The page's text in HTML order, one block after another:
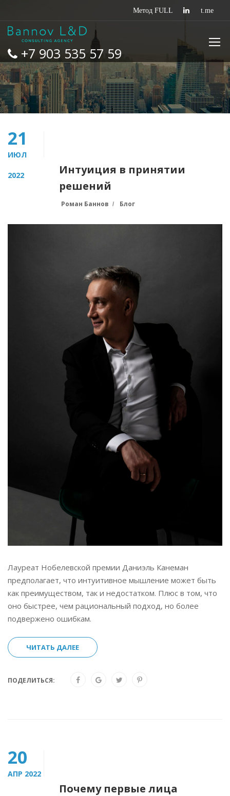
+7 903 535 57 59
21
ИЮЛ
2022
Интуиция в принятии
решений
Роман Баннов Блог
Лауреат Нобелевской премии Даниэль Канеман
предполагает, что интуитивное мышление может быть
как преимуществом, так и недостатком. Плюс в том, что
оно быстрее, чем рациональный подход, но более
подвержено ошибкам.
ЧИТАТЬ ДАЛЕЕ
ПОДЕЛИТЬСЯ:
20
АПР 2022
Почему первые лица